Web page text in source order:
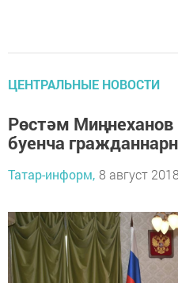
ЦЕНТРАЛЬНЫЕ НОВОСТИ
Рөстәм Миңнеханов
буенча
Татар-информ, 8 август